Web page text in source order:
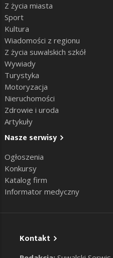
Z życia miasta
Sport
Kultura
Wiadomości z regionu
Z życia suwalskich szkół
Wywiady
Turystyka
Motoryzacja
Nieruchomości
Zdrowie i uroda
Artykuły
Nasze serwisy
Ogłoszenia
Konkursy
Katalog firm
Informator medyczny
Kontakt